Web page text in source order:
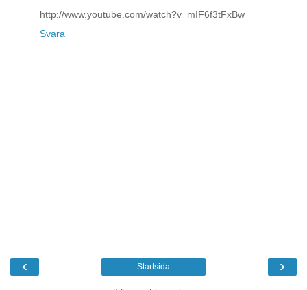
http://www.youtube.com/watch?v=mIF6f3tFxBw
Svara
‹ ›
Startsida